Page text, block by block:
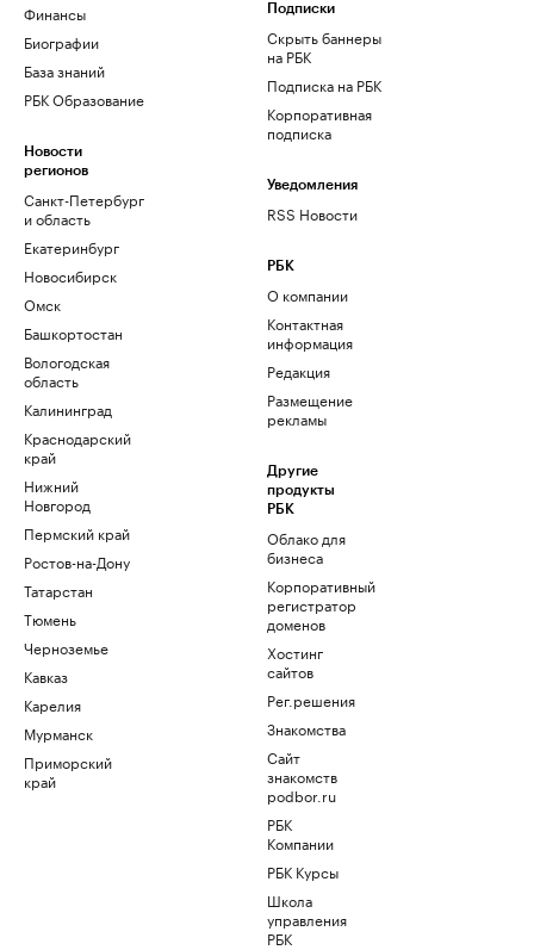
Финансы
Биографии
База знаний
РБК Образование
Новости
регионов
Санкт-Петербург
и область
Екатеринбург
Новосибирск
Омск
Башкортостан
Вологодская
область
Калининград
Краснодарский
край
Нижний
Новгород
Пермский край
Ростов-на-Дону
Татарстан
Тюмень
Черноземье
Кавказ
Карелия
Мурманск
Приморский
край
Подписки
Скрыть баннеры
на РБК
Подписка на РБК
Корпоративная
подписка
Уведомления
RSS Новости
РБК
О компании
Контактная
информация
Редакция
Размещение
рекламы
Другие
продукты
РБК
Облако для
бизнеса
Корпоративный
регистратор
доменов
Хостинг
сайтов
Рег.решения
Знакомства
Сайт
знакомств
podbor.ru
РБК
Компании
РБК Курсы
Школа
управления
РБК